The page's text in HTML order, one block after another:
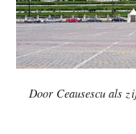
Door Ceausescu als